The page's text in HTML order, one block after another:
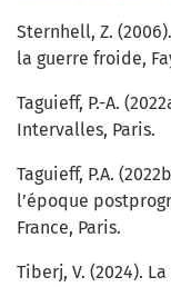
Sternhell, Z.
la guerre froide,
Taguieff, P.-A.
Intervalles, Paris.
Taguieff, P.A.
l’époque
France, Paris.
Tiberj, V. (2024).